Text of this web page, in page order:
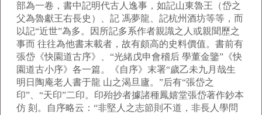
部為一卷，書中記明代古人逸事，如記山東魯王（岱之
父為魯獻王右長史）、記 馮夢龍、記杭州酒坊等等，而
以記“近世”為多。因所記多系作者親識之人或親聞歷之
事而 往往為他書末載者，故有頗高的史料價值。書前有
張岱《快園道古序》、“光緒戊申會稽后 學董金鑒”《快
園道古小序》各一篇。《自序》末署“歲乙未九月哉生
明日陶庵老人書于龍 山之渴旦廬。”后有“張岱之
印”、“天印”二印。印殆抄者據諸種鳳嬉堂張岱著作鈔本
仿 刻。自序略云：“非堅人之志節則不道，非長人學問